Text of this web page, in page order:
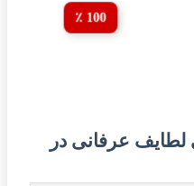
100 ٪
عرفانی در